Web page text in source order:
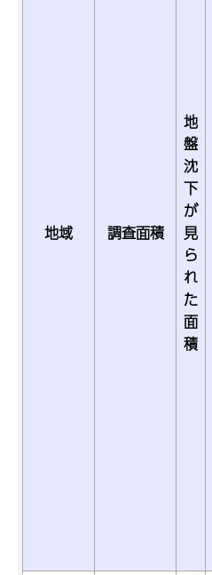
地域 調査面積
地
盤
沈
下
が
見
ら
れ
た
面
積